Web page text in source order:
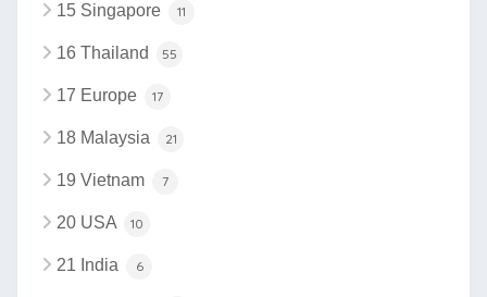
15 Singapore 11
16 Thailand 55
17 Europe 17
18 Malaysia 21
19 Vietnam 7
20 USA 10
21 India 6